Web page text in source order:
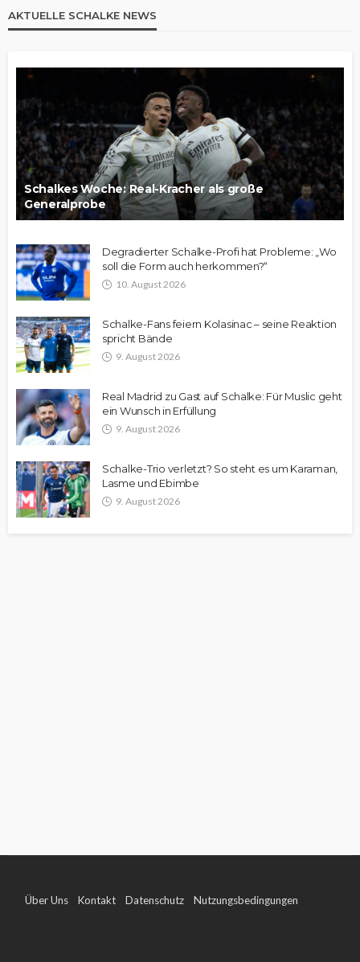
AKTUELLE SCHALKE NEWS
Schalkes Woche: Real-Kracher als große
Generalprobe
Degradierter Schalke-Profi hat Probleme: „Wo
soll die Form auch herkommen?“
10. August 2026
Schalke-Fans feiern Kolasinac – seine Reaktion
spricht Bände
9. August 2026
Real Madrid zu Gast auf Schalke: Für Muslic geht
ein Wunsch in Erfüllung
9. August 2026
Schalke-Trio verletzt? So steht es um Karaman,
Lasme und Ebimbe
9. August 2026
Über Uns Kontakt Datenschutz Nutzungsbedingungen